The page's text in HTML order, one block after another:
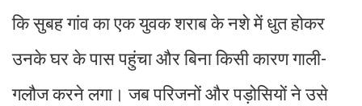
कि सुबह गांव का एक युवक शराब के नशे में धुत होकर
उनके घर के पास पहुंचा और बिना किसी कारण गाली-
गलौज करने लगा। जब परिजनों और पड़ोसियों ने उसे